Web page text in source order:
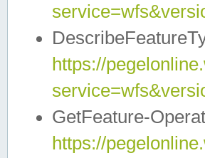
https://
GetFeature-
https://